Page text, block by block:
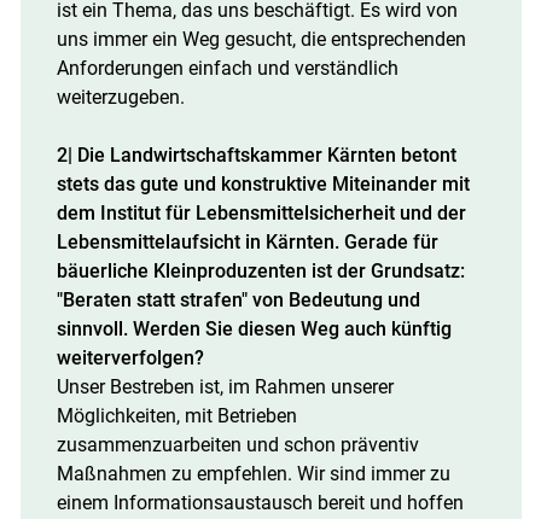
ist ein Thema, das uns beschäftigt. Es wird von
uns immer ein Weg gesucht, die entsprechenden
Anforderungen einfach und verständlich
weiterzugeben.
2| Die Landwirtschaftskammer Kärnten betont
stets das gute und konstruktive Miteinander mit
dem Institut für Lebensmittelsicherheit und der
Lebensmittelaufsicht in Kärnten. Gerade für
bäuerliche Kleinproduzenten ist der Grundsatz:
"Beraten statt strafen" von Bedeutung und
sinnvoll. Werden Sie diesen Weg auch künftig
weiterverfolgen?
Unser Bestreben ist, im Rahmen unserer
Möglichkeiten, mit Betrieben
zusammenzuarbeiten und schon präventiv
Maßnahmen zu empfehlen. Wir sind immer zu
einem Informationsaustausch bereit und hoffen